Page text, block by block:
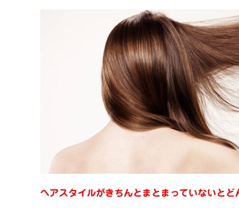
ヘアスタイルがきちんとまとまっていないとど